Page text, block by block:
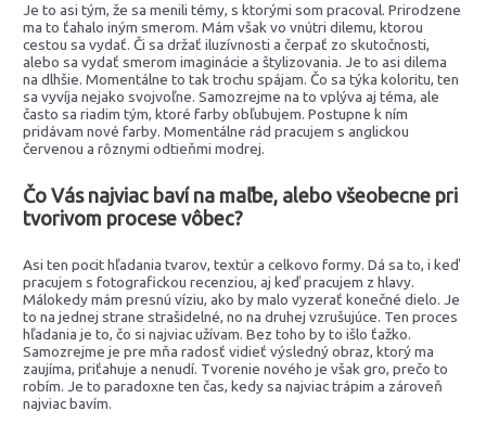
Je to asi tým, že sa menili témy, s ktorými som pracoval. Prirodzene
ma to ťahalo iným smerom. Mám však vo vnútri dilemu, ktorou
cestou sa vydať. Či sa držať iluzívnosti a čerpať zo skutočnosti,
alebo sa vydať smerom imaginácie a štylizovania. Je to asi dilema
na dlhšie. Momentálne to tak trochu spájam. Čo sa týka koloritu, ten
sa vyvíja nejako svojvoľne. Samozrejme na to vplýva aj téma, ale
často sa riadim tým, ktoré farby obľubujem. Postupne k ním
pridávam nové farby. Momentálne rád pracujem s anglickou
červenou a rôznymi odtieňmi modrej.
Čo Vás najviac baví na maľbe, alebo všeobecne pri
tvorivom procese vôbec?
Asi ten pocit hľadania tvarov, textúr a celkovo formy. Dá sa to, i keď
pracujem s fotografickou recenziou, aj keď pracujem z hlavy.
Málokedy mám presnú víziu, ako by malo vyzerať konečné dielo. Je
to na jednej strane strašidelné, no na druhej vzrušujúce. Ten proces
hľadania je to, čo si najviac užívam. Bez toho by to išlo ťažko.
Samozrejme je pre mňa radosť vidieť výsledný obraz, ktorý ma
zaujíma, priťahuje a nenudí. Tvorenie nového je však gro, prečo to
robím. Je to paradoxne ten čas, kedy sa najviac trápim a zároveň
najviac bavím.